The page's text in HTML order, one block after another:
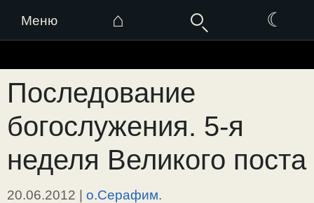
Меню ⌂ ☾
к
содержимому
Последование
богослужения. 5-я
неделя Великого поста
20.06.2012 | о.Серафим.